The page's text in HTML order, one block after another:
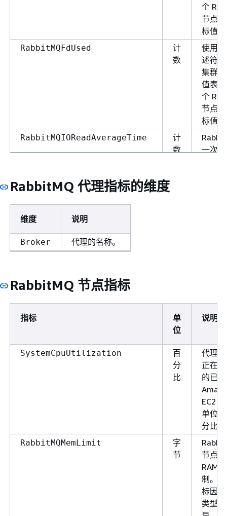
个
节点
标值
RabbitMQFdUsed
计
数
使用
述符
集群
值表
个
节点
标值
RabbitMQIOReadAverageTime
计
数
一次
RabbitMQ 代理指标的维度
维度 说明
Broker 代理的名称。
RabbitMQ 节点指标
指标
单
位
说明
SystemCpuUtilization
百
分
比
代理
正在
的已
EC2
单位
分比。
RabbitMQMemLimit
字
节
节点的
RAM
制。
标因
类型而